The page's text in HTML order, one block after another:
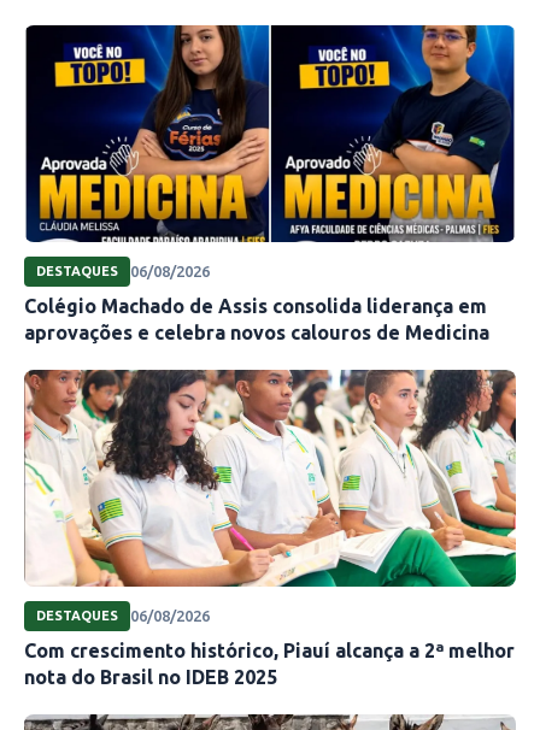
DESTAQUES 06/08/2026
Colégio Machado de Assis consolida liderança em
aprovações e celebra novos calouros de Medicina
DESTAQUES 06/08/2026
Com crescimento histórico, Piauí alcança a 2ª melhor
nota do Brasil no IDEB 2025